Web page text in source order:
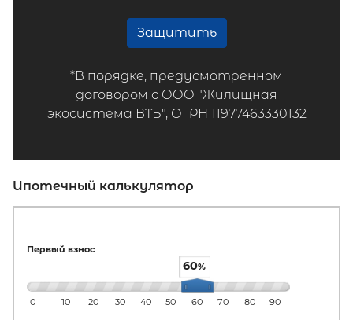
Защитить
*В порядке, предусмотренном
договором с ООО "Жилищная
экосистема ВТБ", ОГРН 11977463330132
Ипотечный калькулятор